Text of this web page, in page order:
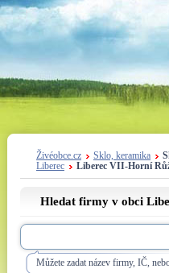
Živéobce.cz Sklo, keramika
Liberec
Liberec VII-Horní
Hledat firmy v obci
Můžete zadat název firmy, IČ,